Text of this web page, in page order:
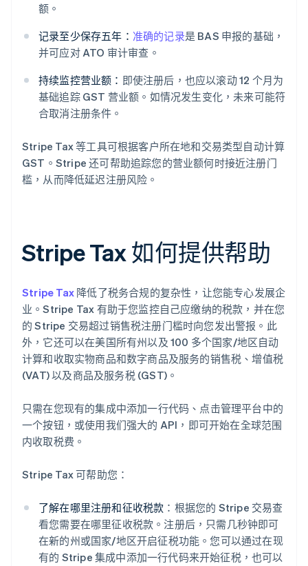
额。
记录至少保存五年： 准确的记录是 BAS 申报的基础，
并可应对 ATO 审计审查。
持续监控营业额： 即使注册后，也应以滚动 12 个月为
基础追踪 GST 营业额。如情况发生变化，未来可能符
合取消注册条件。
Stripe Tax 等工具可根据客户所在地和交易类型自动计算
GST。Stripe 还可帮助追踪您的营业额何时接近注册门
槛，从而降低延迟注册风险。
Stripe Tax 如何提供帮助
Stripe Tax 降低了税务合规的复杂性，让您能专心发展企
业。Stripe Tax 有助于您监控自己应缴纳的税款，并在您
的 Stripe 交易超过销售税注册门槛时向您发出警报。此
外，它还可以在美国所有州以及 100 多个国家/地区自动
计算和收取实物商品和数字商品及服务的销售税、增值税
(VAT) 以及商品及服务税 (GST)。
只需在您现有的集成中添加一行代码、点击管理平台中的
一个按钮，或使用我们强大的 API，即可开始在全球范围
内收取税费。
Stripe Tax 可帮助您：
了解在哪里注册和征收税款 ：根据您的 Stripe 交易查
看您需要在哪里征收税款。注册后，只需几秒钟即可
在新的州或国家/地区开启征税功能。您可以通过在现
有的 Stripe 集成中添加一行代码来开始征税，也可以